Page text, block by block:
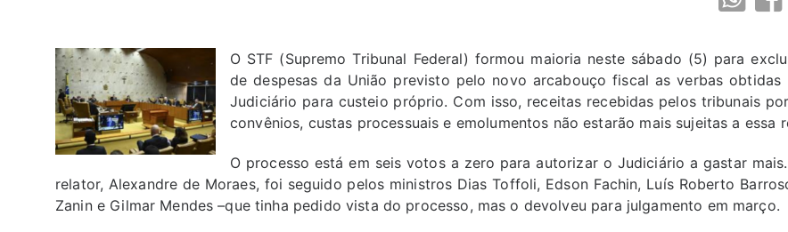
O STF (Supremo Tribunal Federal) formou maioria neste sábado (5) para
de despesas da União previsto pelo novo arcabouço fiscal as verbas obtidas
Judiciário para custeio próprio. Com isso, receitas recebidas pelos tribunais
convênios, custas processuais e emolumentos não estarão mais sujeitas a essa
O processo está em seis votos a zero para autorizar o Judiciário a gastar
relator, Alexandre de Moraes, foi seguido pelos ministros Dias Toffoli, Edson Fachin, Luís Roberto
Zanin e Gilmar Mendes –que tinha pedido vista do processo, mas o devolveu para julgamento em março.